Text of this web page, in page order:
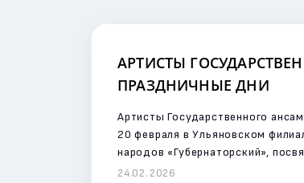
АРТИСТЫ
ПРАЗДНИЧНЫЕ ДНИ
Артисты Государственного
20 февраля в Ульяновском
народов «Губернаторский»,
24.02.2026